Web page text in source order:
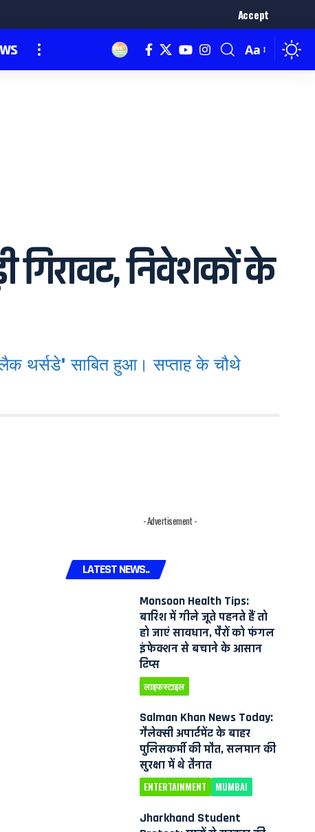
Accept
Aa
निवेशकों के
थर्सडे' साबित हुआ। सप्ताह के चौथे
- Advertisement -
LATEST NEWS..
Monsoon Health Tips:
बारिश में गीले जूते पहनते हैं तो
हो जाएं सावधान, पैरों को फंगल
इंफेक्शन से बचाने के आसान
टिप्स
लाइफस्टाइल
Salman Khan News Today:
गैलेक्सी अपार्टमेंट के बाहर
पुलिसकर्मी की मौत, सलमान की
सुरक्षा में थे तैनात
ENTERTAINMENT MUMBAI
Jharkhand Student